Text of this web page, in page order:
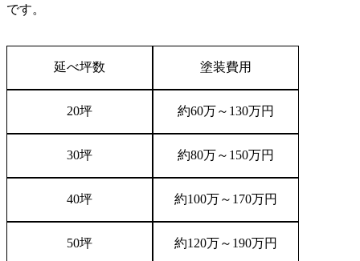
です。
延べ坪数 塗装費用
20坪 約60万～ 130万円
30坪 約80万～ 150万円
40坪 約100万～ 170万円
50坪 約120万～ 190万円